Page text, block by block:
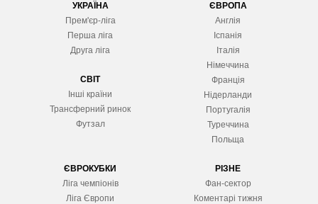
УКРАЇНА
Прем'єр-ліга
Перша ліга
Друга ліга
СВІТ
Інші країни
Трансферний ринок
Футзал
ЄВРОПА
Англія
Іспанія
Італія
Німеччина
Франція
Нідерланди
Португалія
Туреччина
Польща
ЄВРОКУБКИ
Ліга чемпіонів
Ліга Європи
РІЗНЕ
Фан-сектор
Коментарі тижня